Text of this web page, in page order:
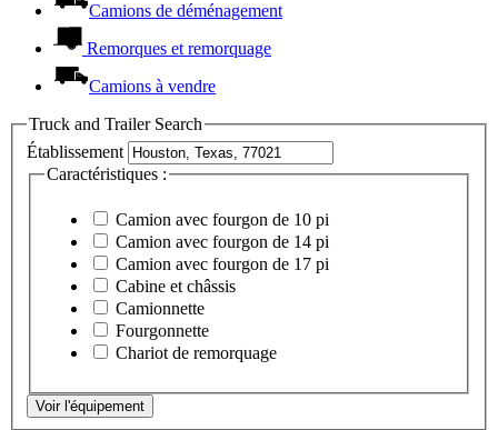
Camions de déménagement
Remorques et remorquage
Camions à vendre
Truck and Trailer Search
Établissement
Caractéristiques :
Camion avec fourgon de 10 pi
Camion avec fourgon de 14 pi
Camion avec fourgon de 17 pi
Cabine et châssis
Camionnette
Fourgonnette
Chariot de remorquage
Voir l'équipement